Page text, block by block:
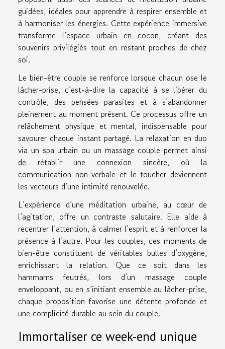
guidées, idéales pour apprendre à respirer ensemble et
à harmoniser les énergies. Cette expérience immersive
transforme l’espace urbain en cocon, créant des
souvenirs privilégiés tout en restant proches de chez
soi.
Le bien-être couple se renforce lorsque chacun ose le
lâcher-prise, c’est-à-dire la capacité à se libérer du
contrôle, des pensées parasites et à s’abandonner
pleinement au moment présent. Ce processus offre un
relâchement physique et mental, indispensable pour
savourer chaque instant partagé. La relaxation en duo
via un spa urbain ou un massage couple permet ainsi
de rétablir une connexion sincère, où la
communication non verbale et le toucher deviennent
les vecteurs d’une intimité renouvelée.
L’expérience d’une méditation urbaine, au cœur de
l’agitation, offre un contraste salutaire. Elle aide à
recentrer l’attention, à calmer l’esprit et à renforcer la
présence à l’autre. Pour les couples, ces moments de
bien-être constituent de véritables bulles d’oxygène,
enrichissant la relation. Que ce soit dans les
hammams feutrés, lors d’un massage couple
enveloppant, ou en s’initiant ensemble au lâcher-prise,
chaque proposition favorise une détente profonde et
une complicité durable au sein du couple.
Immortaliser ce week-end unique